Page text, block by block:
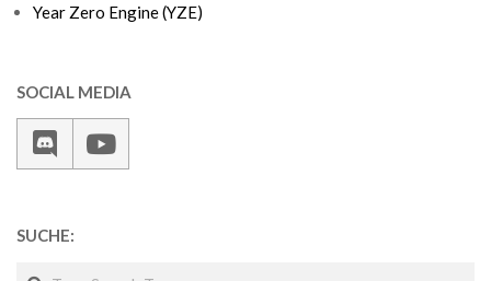
Year Zero Engine (YZE)
SOCIAL MEDIA
SUCHE: